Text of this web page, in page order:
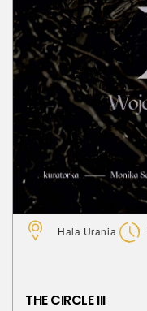
Hala Urania
THE CIRCLE III